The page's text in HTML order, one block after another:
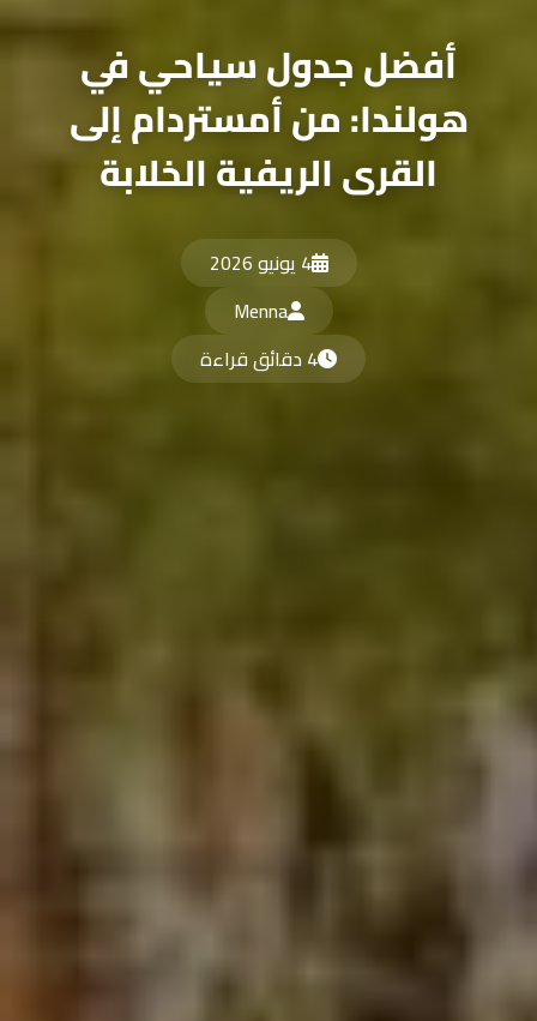
أفضل جدول سياحي في
هولندا: من أمستردام إلى
القرى الريفية الخلابة
4 يونيو 2026
Menna
4 دقائق قراءة